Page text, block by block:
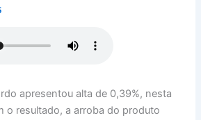
apresentou alta de 0,39%, nesta
o resultado, a arroba do produto